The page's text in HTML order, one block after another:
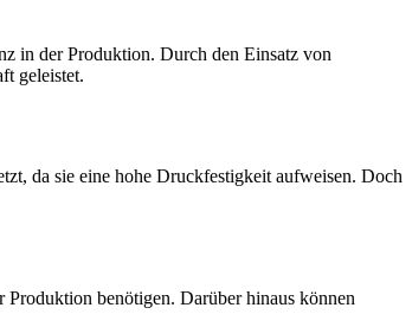
in der Produktion. Durch den Einsatz von
geleistet.
da sie eine hohe Druckfestigkeit aufweisen. Doch
benötigen. Darüber hinaus können